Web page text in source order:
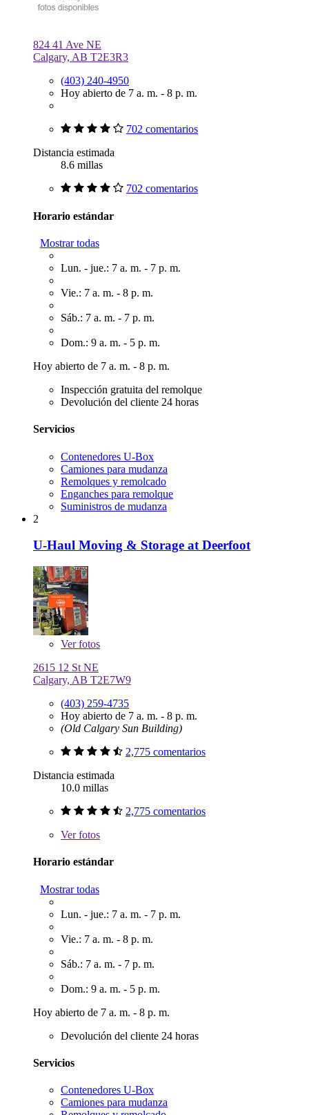
824 41 Ave NE
Calgary, AB T2E3R3
(403) 240-4950
Hoy abierto de 7 a. m. - 8 p. m.
702 comentarios
Distancia estimada
8.6 millas
702 comentarios
Horario estándar
Mostrar todas
Lun. - jue.: 7 a. m. - 7 p. m.
Vie.: 7 a. m. - 8 p. m.
Sáb.: 7 a. m. - 7 p. m.
Dom.: 9 a. m. - 5 p. m.
Hoy abierto de 7 a. m. - 8 p. m.
Inspección gratuita del remolque
Devolución del cliente 24 horas
Servicios
Contenedores U-Box
Camiones para mudanza
Remolques y remolcado
Enganches para remolque
Suministros de mudanza
2
U-Haul Moving & Storage at Deerfoot
Verfotos
2615 12 St NE
Calgary, AB T2E7W9
(403) 259-4735
Hoy abierto de 7 a. m. - 8 p. m.
(Old Calgary Sun Building)
2,775 comentarios
Distancia estimada
10.0 millas
2,775 comentarios
Verfotos
Horario estándar
Mostrar todas
Lun. - jue.: 7 a. m. - 7 p. m.
Vie.: 7 a. m. - 8 p. m.
Sáb.: 7 a. m. - 7 p. m.
Dom.: 9 a. m. - 5 p. m.
Hoy abierto de 7 a. m. - 8 p. m.
Devolución del cliente 24 horas
Servicios
Contenedores U-Box
Camiones para mudanza